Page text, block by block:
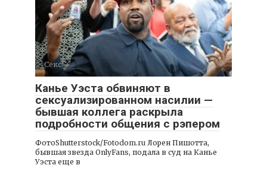
Секс
Канье Уэста обвиняют в
сексуализированном насилии —
бывшая коллега раскрыла
подробности общения с рэпером
ФотоShutterstock/Fotodom.ru Лорен Пишотта,
бывшая звезда OnlyFans, подала в суд на Канье
Уэста еще в